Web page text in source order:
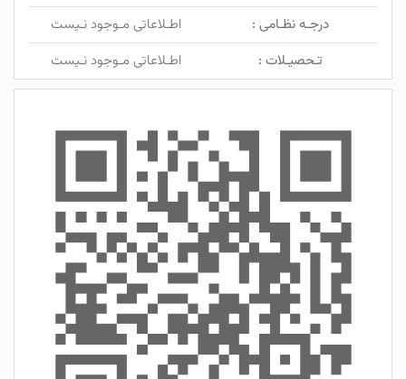
درجـه نظـامی :
اطـلاعاتی مـوجود نـیست
تـحصیـلات :
اطـلاعاتی مـوجود نـیست